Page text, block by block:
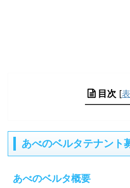
目次 [
あべのベルタテナント
あべのベルタ概要